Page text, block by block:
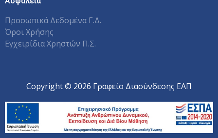
Προσωπικά Δεδομένα Γ.Δ.
Όροι Χρήσης
Εγχειρίδια Χρηστών Π.Σ.
Copyright © 2026 Γραφείο Διασύνδεσης ΕΑΠ